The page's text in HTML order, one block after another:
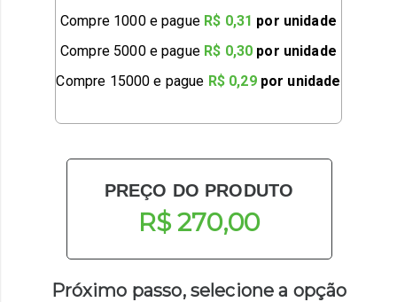
Compre 1000e pague R$ 0,31 por unidade
Compre 5000e pague R$ 0,30 por unidade
Compre 15000 e pague R$ 0,29por unidade
PREÇO DO PRODUTO
R$ 270,00
Próximo passo, selecione a opção